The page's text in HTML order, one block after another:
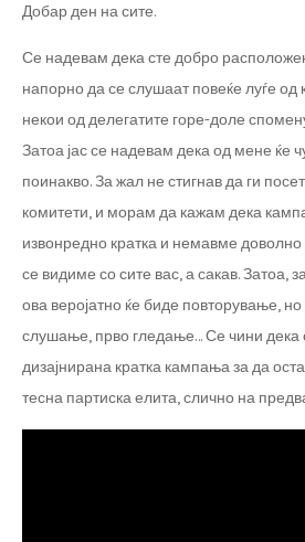
Добар ден на сите.
Се надевам дека сте добро
напорно да се слушаат повеќе луѓе од
некои од делегатите горе-доле
Затоа јас се надевам дека од мене ќе
поинакво. За жал не стигнав да ги
комитети, и морам да кажам дека
извонредно кратка и немавме
се видиме со сите вас, а сакав. Затоа,
ова веројатно ќе биде повторување,
слушање, прво гледање… Се чини
дизајнирана кратка кампања за да
тесна партиска елита, слично на